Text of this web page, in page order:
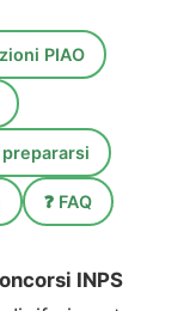
PIAO
❓ FAQ
INPS